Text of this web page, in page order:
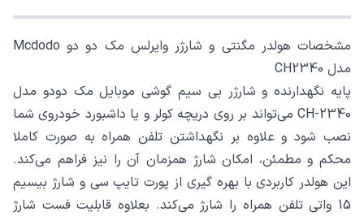
مشخصات هولدر مگنتی و شارژر وایرلس مک دو دو Mcdodo
مدل CH2340
پایه نگهدارنده و شارژر بی سیم گوشی موبایل مک دودو مدل
CH-2340 می‌تواند بر روی دریچه کولر و یا داشبورد خودروی شما
نصب شود و علاوه بر نگهداشتن تلفن همراه به صورت کاملا
محکم و مطمئن، امکان شارژ همزمان آن را نیز فراهم می‌کند.
این هولدر کاربردی با بهره گیری از پورت تایپ سی و شارژ بیسیم
15 واتی تلفن همراه را شارژ می‌کند. بعلاوه قابلیت فست شارژ